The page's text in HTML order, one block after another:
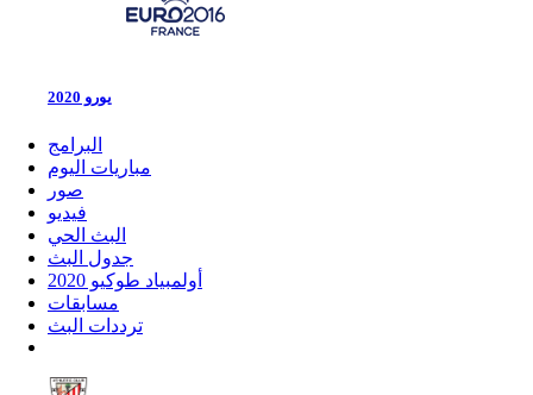
يورو 2020
البرامج
مباريات اليوم
صور
فيديو
البث الحي
جدول البث
أولمبياد طوكيو 2020
مسابقات
ترددات البث